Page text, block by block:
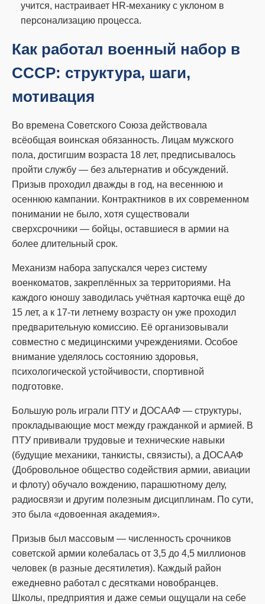
учится, настраивает HR-механику с уклоном в
персонализацию процесса.
Как работал военный набор в
СССР: структура, шаги,
мотивация
Во времена Советского Союза действовала
всёобщая воинская обязанность. Лицам мужского
пола, достигшим возраста 18 лет, предписывалось
пройти службу — без альтернатив и обсуждений.
Призыв проходил дважды в год, на весеннюю и
осеннюю кампании. Контрактников в их современном
понимании не было, хотя существовали
сверхсрочники — бойцы, оставшиеся в армии на
более длительный срок.
Механизм набора запускался через систему
военкоматов, закреплённых за территориями. На
каждого юношу заводилась учётная карточка ещё до
15 лет, а к 17-ти летнему возрасту он уже проходил
предварительную комиссию. Её организовывали
совместно с медицинскими учреждениями. Особое
внимание уделялось состоянию здоровья,
психологической устойчивости, спортивной
подготовке.
Большую роль играли ПТУ и ДОСААФ — структуры,
прокладывающие мост между гражданкой и армией. В
ПТУ прививали трудовые и технические навыки
(будущие механики, танкисты, связисты), а ДОСААФ
(Добровольное общество содействия армии, авиации
и флоту) обучало вождению, парашютному делу,
радиосвязи и другим полезным дисциплинам. По сути,
это была «довоенная академия».
Призыв был массовым — численность срочников
советской армии колебалась от 3,5 до 4,5 миллионов
человек (в разные десятилетия). Каждый район
ежедневно работал с десятками новобранцев.
Школы, предприятия и даже семьи ощущали на себе